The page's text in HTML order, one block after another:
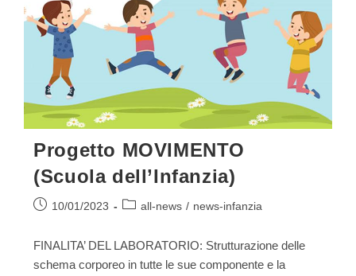
Progetto MOVIMENTO
(Scuola dell’Infanzia)
Articolo10/01/2023
Categoria
all-news / news-infanzia
FINALITA’ DEL LABORATORIO: Strutturazione delle
schema corporeo in tutte le sue componente e la